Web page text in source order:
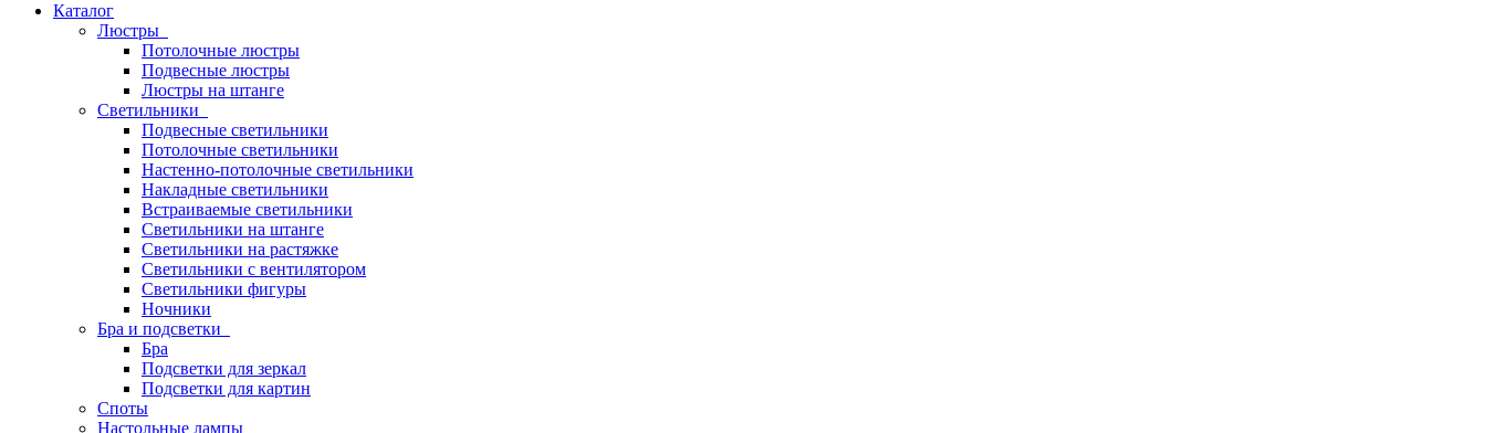
Каталог
Люстры
Потолочные люстры
Подвесные люстры
Люстры на штанге
Светильники
Подвесные светильники
Потолочные светильники
Настенно-потолочные светильники
Накладные светильники
Встраиваемые светильники
Светильники на штанге
Светильники на растяжке
Светильники с вентилятором
Светильники фигуры
Ночники
Бра и подсветки
Бра
Подсветки для зеркал
Подсветки для картин
Споты
Настольные лампы